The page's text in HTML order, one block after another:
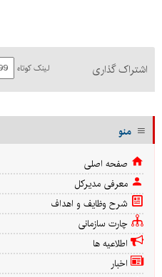
اشتراک گذاری لینک کوتاه
منو
صفحه اصلی
معرفی مدیرکل
شرح وظایف و اهداف
چارت سازمانی
اطلاعیه ها
اخبار